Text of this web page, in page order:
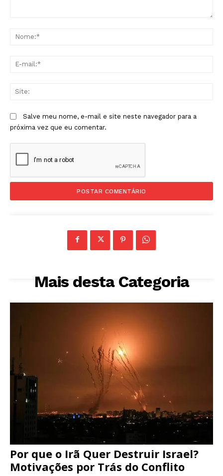
Salve meu nome, e-mail e site neste navegador para a
próxima vez que eu comentar.
Mais desta Categoria
Por que o Irã Quer Destruir Israel?
Motivações por Trás do Conflito